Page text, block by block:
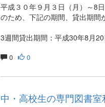
平成３０年９月３日（月）～8
のため、下記の期間、貸出期間
3週間貸出期間：平成30年8月20
0 0
中・高校生の専門図書室